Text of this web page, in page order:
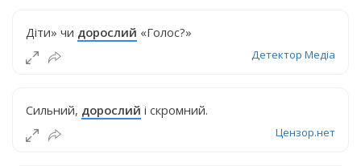
Діти» чи дорослий «Голос?»
Детектор Медіа
Сильний, дорослий і скромний.
Цензор.нет